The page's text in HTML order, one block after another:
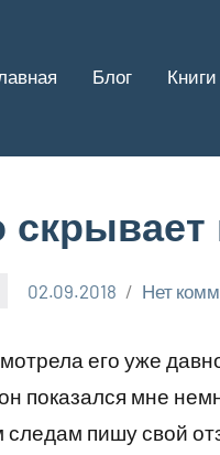
Блог Книги
02.09.2018 Нет
его уже
показался мне
пишу свой